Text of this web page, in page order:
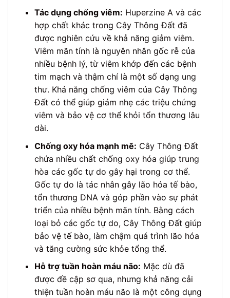
Tác dụng chống viêm: Huperzine A và các
hợp chất khác trong Cây Thông Đất đã
được nghiên cứu về khả năng giảm viêm.
Viêm mãn tính là nguyên nhân gốc rễ của
nhiều bệnh lý, từ viêm khớp đến các bệnh
tim mạch và thậm chí là một số dạng ung
thư. Khả năng chống viêm của Cây Thông
Đất có thể giúp giảm nhẹ các triệu chứng
viêm và bảo vệ cơ thể khỏi tổn thương lâu
dài.
Chống oxy hóa mạnh mẽ: Cây Thông Đất
chứa nhiều chất chống oxy hóa giúp trung
hòa các gốc tự do gây hại trong cơ thể.
Gốc tự do là tác nhân gây lão hóa tế bào,
tổn thương DNA và góp phần vào sự phát
triển của nhiều bệnh mãn tính. Bằng cách
loại bỏ các gốc tự do, Cây Thông Đất giúp
bảo vệ tế bào, làm chậm quá trình lão hóa
và tăng cường sức khỏe tổng thể.
Hỗ trợ tuần hoàn máu não: Mặc dù đã
được đề cập sơ qua, nhưng khả năng cải
thiện tuần hoàn máu não là một công dụng